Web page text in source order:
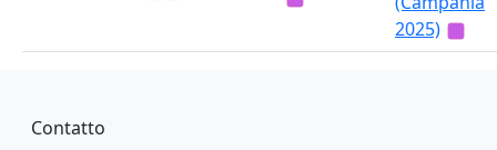
2025)
Piè di pagina
Contatto